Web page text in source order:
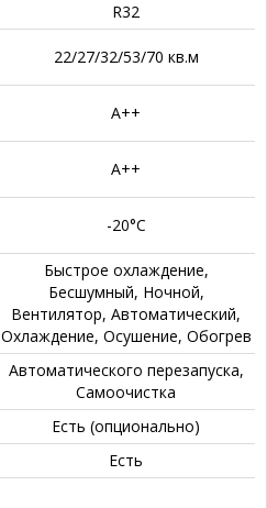
‎R32
‎22/27/32/53/70 кв.м
А++
А++
‎-20°C
‎Быстрое охлаждение,
Бесшумный, Ночной,
Вентилятор, Автоматический,
Охлаждение, Осушение, Обогрев
‎Автоматического перезапуска,
Самоочистка
Есть (опционально)
‎Есть